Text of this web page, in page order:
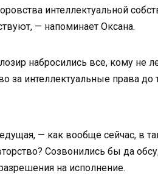
интеллектуальной
— напоминает Оксана.
набросились все, кому не
за интеллектуальные права до
— как вообще сейчас, в
Созвонились бы да
на исполнение.